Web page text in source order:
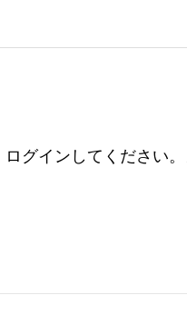
グインしてください